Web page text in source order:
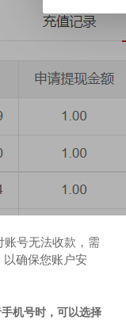
账号无法收款，需
确保您账户安
机号时，可以选择